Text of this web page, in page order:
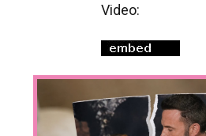
Video: